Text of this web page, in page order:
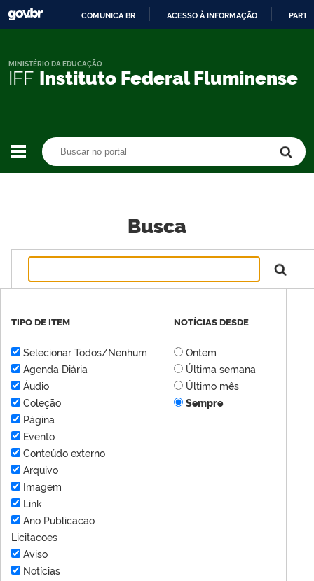
CONTEÚDO
COMUNICA BR ACESSO À INFORMAÇÃO
IFF Instituto Federal Fluminense
MINISTÉRIO DA EDUCAÇÃO
Busca
TIPO DE ITEM
Selecionar Todos/Nenhum
Agenda Diária
Áudio
Coleção
Página
Evento
Conteúdo externo
Arquivo
Imagem
Link
Ano Publicacao
Licitacoes
Aviso
Notícias
NOTÍCIAS DESDE
Ontem
Última semana
Último mês
Sempre